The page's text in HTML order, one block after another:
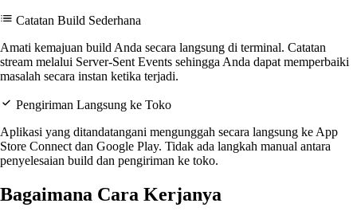
Catatan Build Sederhana
Amati kemajuan build Anda secara langsung di terminal. Catatan
stream melalui Server-Sent Events sehingga Anda dapat memperbaiki
masalah secara instan ketika terjadi.
Pengiriman Langsung ke Toko
Aplikasi yang ditandatangani mengunggah secara langsung ke App
Store Connect dan Google Play. Tidak ada langkah manual antara
penyelesaian build dan pengiriman ke toko.
Bagaimana Cara Kerjanya